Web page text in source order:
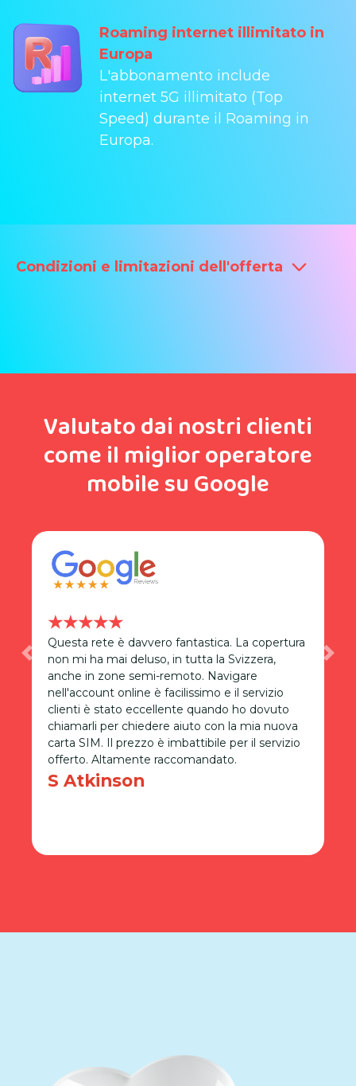
Roaming internet illimitato in
Europa
L'abbonamento include
internet 5G illimitato (Top
Speed) durante il Roaming in
Europa.
Condizioni e limitazioni dell'offerta
Valutato dai nostri clienti
come il miglior operatore
mobile su Google
★★★★★
Questa rete è davvero fantastica. La copertura
non mi ha mai deluso, in tutta la Svizzera,
anche in zone semi-remoto. Navigare
nell'account online è facilissimo e il servizio
clienti è stato eccellente quando ho dovuto
chiamarli per chiedere aiuto con la mia nuova
carta SIM. Il prezzo è imbattibile per il servizio
offerto. Altamente raccomandato.
S Atkinson
Previous